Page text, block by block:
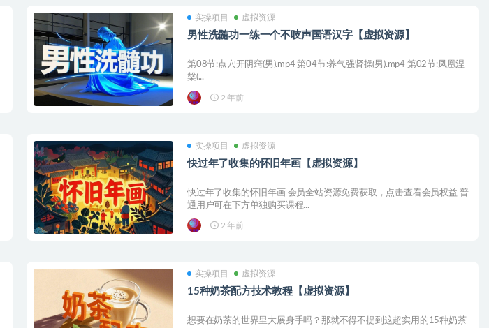
实操项目 虚拟资源
男性洗髓功一练一个不吱声国语汉字【虚拟资源】
第08节:点穴开阴窍(男).mp4 第04节:养气强肾操(男).mp4 第02节:凤凰涅
槃(...
2 年前
实操项目 虚拟资源
快过年了收集的怀旧年画【虚拟资源】
快过年了收集的怀旧年画 会员全站资源免费获取，点击查看会员权益 普
通用户可在下方单独购买课程...
2 年前
实操项目 虚拟资源
15种奶茶配方技术教程【虚拟资源】
想要在奶茶的世界里大展身手吗？那就不得不提到这超实用的15种奶茶